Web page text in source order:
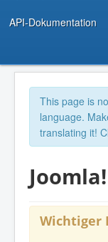
API-Dokumentation
This page is
language.
translating it!
Wichtiger